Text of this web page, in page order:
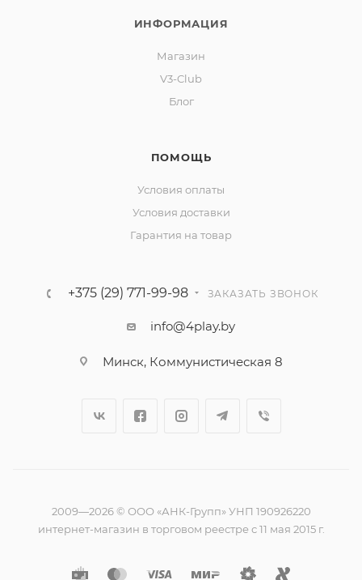
ИНФОРМАЦИЯ
Магазин
V3-Club
Блог
ПОМОЩЬ
Условия оплаты
Условия доставки
Гарантия на товар
+375 (29) 771-99-98 ЗАКАЗАТЬ ЗВОНОК
info@4play.by
Минск, Коммунистическая 8
2009—2026 © ООО «АНК-Групп» УНП 190926220
интернет-магазин в торговом реестре с 11 мая 2015 г.